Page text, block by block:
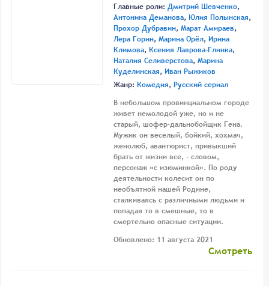
Главные роли: Дмитрий Шевченко,
Антонина Деманова, Юлия Полынская,
Прохор Дубравин, Марат Амираев,
Лера Горин, Марина Орёл, Ирина
Климова, Ксения Лаврова-Глинка,
Наталия Селиверстова, Марина
Куделинская, Иван Рыжиков
Жанр: Комедия, Русский сериал
В небольшом провинциальном городе
живет немолодой уже, но и не
старый, шофер-дальнобойщик Гена.
Мужик он веселый, бойкий, хохмач,
женолюб, авантюрист, привыкший
брать от жизни все, - словом,
персонаж «с изюминкой». По роду
деятельности колесит он по
необъятной нашей Родине,
сталкиваясь с различными людьми и
попадая то в смешные, то в
смертельно опасные ситуации.
Обновлено: 11 августа 2021
Смотреть